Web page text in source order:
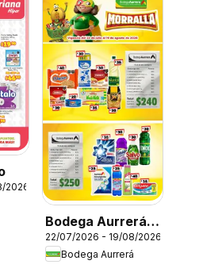
2026
Bodega Aurrerá
folleto
22/07/2026 - 19/08/2026
Bodega Aurrerá